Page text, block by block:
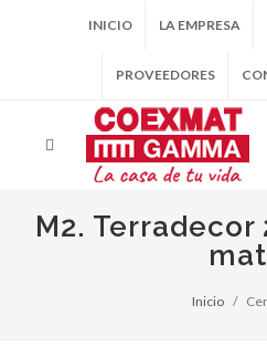
INICIO LA EMPRESA
PROVEEDORES
M2.
Inicio